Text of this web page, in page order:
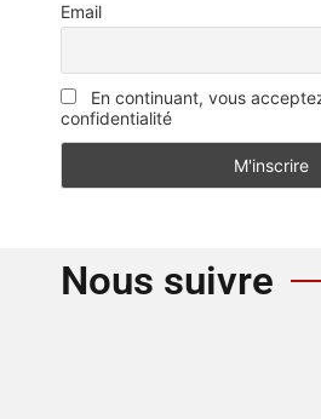
Email
En continuant, vous
confidentialité
Nous suivre